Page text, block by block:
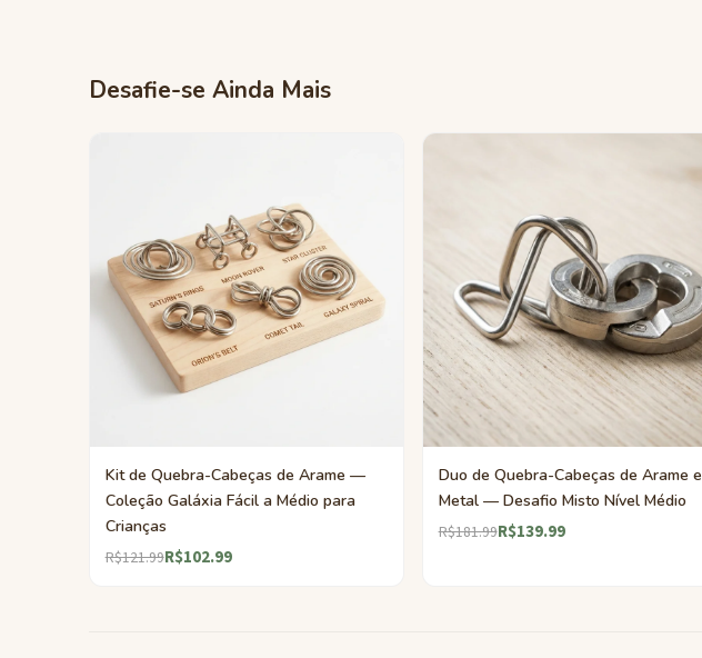
Desafie-se Ainda Mais
Kit de Quebra-Cabeças de Arame —
Coleção Galáxia Fácil a Médio para
Crianças
R$121.99R$102.99
Duo de Quebra-Cabeças de Arame e
Metal — Desafio Misto Nível Médio
R$181.99R$139.99